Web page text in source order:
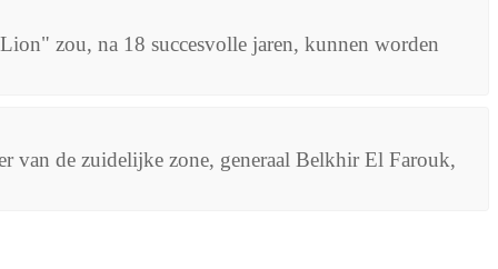
zou, na 18 succesvolle jaren, kunnen worden
van de zuidelijke zone, generaal Belkhir El Farouk,